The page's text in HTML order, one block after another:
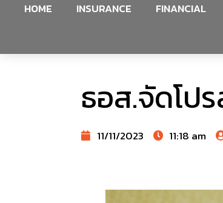
HOME INSURANCE FINANCIAL
ธอส.จัดโป
11/11/2023 11:18 am